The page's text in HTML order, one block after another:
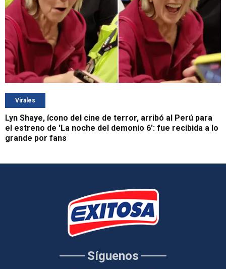
Virales
Lyn Shaye, ícono del cine de terror, arribó al Perú para
el estreno de 'La noche del demonio 6': fue recibida a lo
grande por fans
Síguenos